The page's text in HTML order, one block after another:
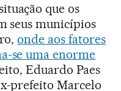
que os
seus municípios
onde aos fatores
se uma enorme
Eduardo Paes
prefeito Marcelo